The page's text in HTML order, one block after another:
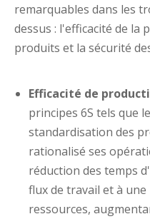
remarquables dans les
dessus : l'efficacité de la
produits et la sécurité
Efficacité de
principes 6S tels que
standardisation des
rationalisé ses
réduction des temps
flux de travail et à
ressources,